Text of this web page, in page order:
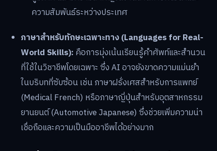
ความสัมพันธ์ระหว่างประเทศ
ภาษาสำหรับทักษะเฉพาะทาง (Languages for Real-
World Skills): คือการมุ่งเน้นเรียนรู้คำศัพท์และสำนวน
ที่ใช้ในวิชาชีพโดยเฉพาะ ซึ่ง AI อาจยังขาดความแม่นยำ
ในบริบทที่ซับซ้อน เช่น ภาษาฝรั่งเศสสำหรับการแพทย์
(Medical French) หรือภาษาญี่ปุ่นสำหรับอุตสาหกรรม
ยานยนต์ (Automotive Japanese) ซึ่งช่วยเพิ่มความน่า
เชื่อถือและความเป็นมืออาชีพได้อย่างมาก